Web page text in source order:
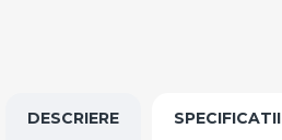
DESCRIERE SPECIFICATII